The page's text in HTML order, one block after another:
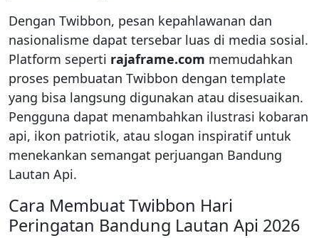
Dengan Twibbon, pesan kepahlawanan dan
nasionalisme dapat tersebar luas di media sosial.
Platform seperti rajaframe.com memudahkan
proses pembuatan Twibbon dengan template
yang bisa langsung digunakan atau disesuaikan.
Pengguna dapat menambahkan ilustrasi kobaran
api, ikon patriotik, atau slogan inspiratif untuk
menekankan semangat perjuangan Bandung
Lautan Api.
Cara Membuat Twibbon Hari
Peringatan Bandung Lautan Api 2026